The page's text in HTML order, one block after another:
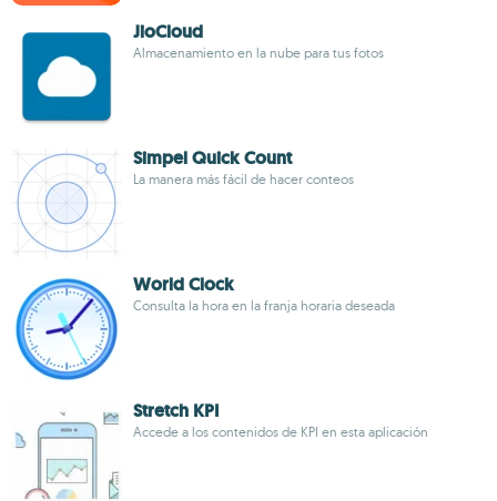
JioCloud
Almacenamiento en la nube para tus fotos
Simpel Quick Count
La manera más fácil de hacer conteos
World Clock
Consulta la hora en la franja horaria deseada
Stretch KPI
Accede a los contenidos de KPI en esta aplicación